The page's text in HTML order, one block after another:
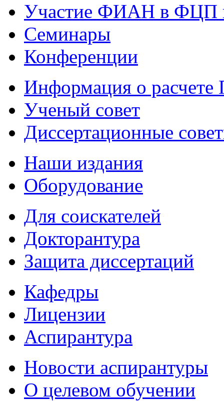
Участие ФИАН в ФЦП
Семинары
Конференции
Информация о
Ученый совет
Диссертационные
Наши издания
Оборудование
Для соискателей
Докторантура
Защита диссертаций
Кафедры
Лицензии
Аспирантура
Новости аспирантуры
О целевом обучении